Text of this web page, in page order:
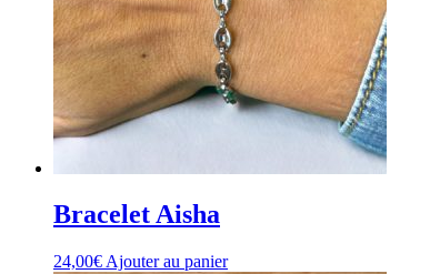
Bracelet Aisha
24,00€ Ajouter au panier